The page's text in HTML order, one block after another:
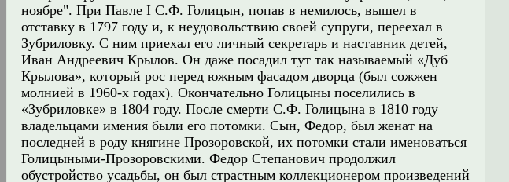
ноябре". При Павле I С.Ф. Голицын, попав в немилось, вышел в
отставку в 1797 году и, к неудовольствию своей супруги, переехал в
Зубриловку. С ним приехал его личный секретарь и наставник детей,
Иван Андреевич Крылов. Он даже посадил тут так называемый «Дуб
Крылова», который рос перед южным фасадом дворца (был сожжен
молнией в 1960-х годах). Окончательно Голицыны поселились в
«Зубриловке» в 1804 году. После смерти С.Ф. Голицына в 1810 году
владельцами имения были его потомки. Сын, Федор, был женат на
последней в роду княгине Прозоровской, их потомки стали именоваться
Голицыными-Прозоровскими. Федор Степанович продолжил
обустройство усадьбы, он был страстным коллекционером произведений